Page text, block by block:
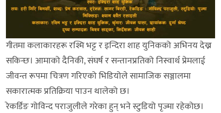
गीतमा कलाकारहरू रश्मि भट्ट र इन्दिरा शाह युनिकको अभिनय देख्न
सकिन्छ। आमाको दैनिकी, संघर्ष र सन्तानप्रतिको निस्वार्थ प्रेमलाई
जीवन्त रूपमा चित्रण गरिएको भिडियोले सामाजिक सञ्जालमा
सकारात्मक प्रतिक्रिया पाउन थालेको छ।
रेकर्डिङ गोविन्द पराजुलीले गरेका हुन् भने स्टुडियो पृज्मा रहेकोछ।